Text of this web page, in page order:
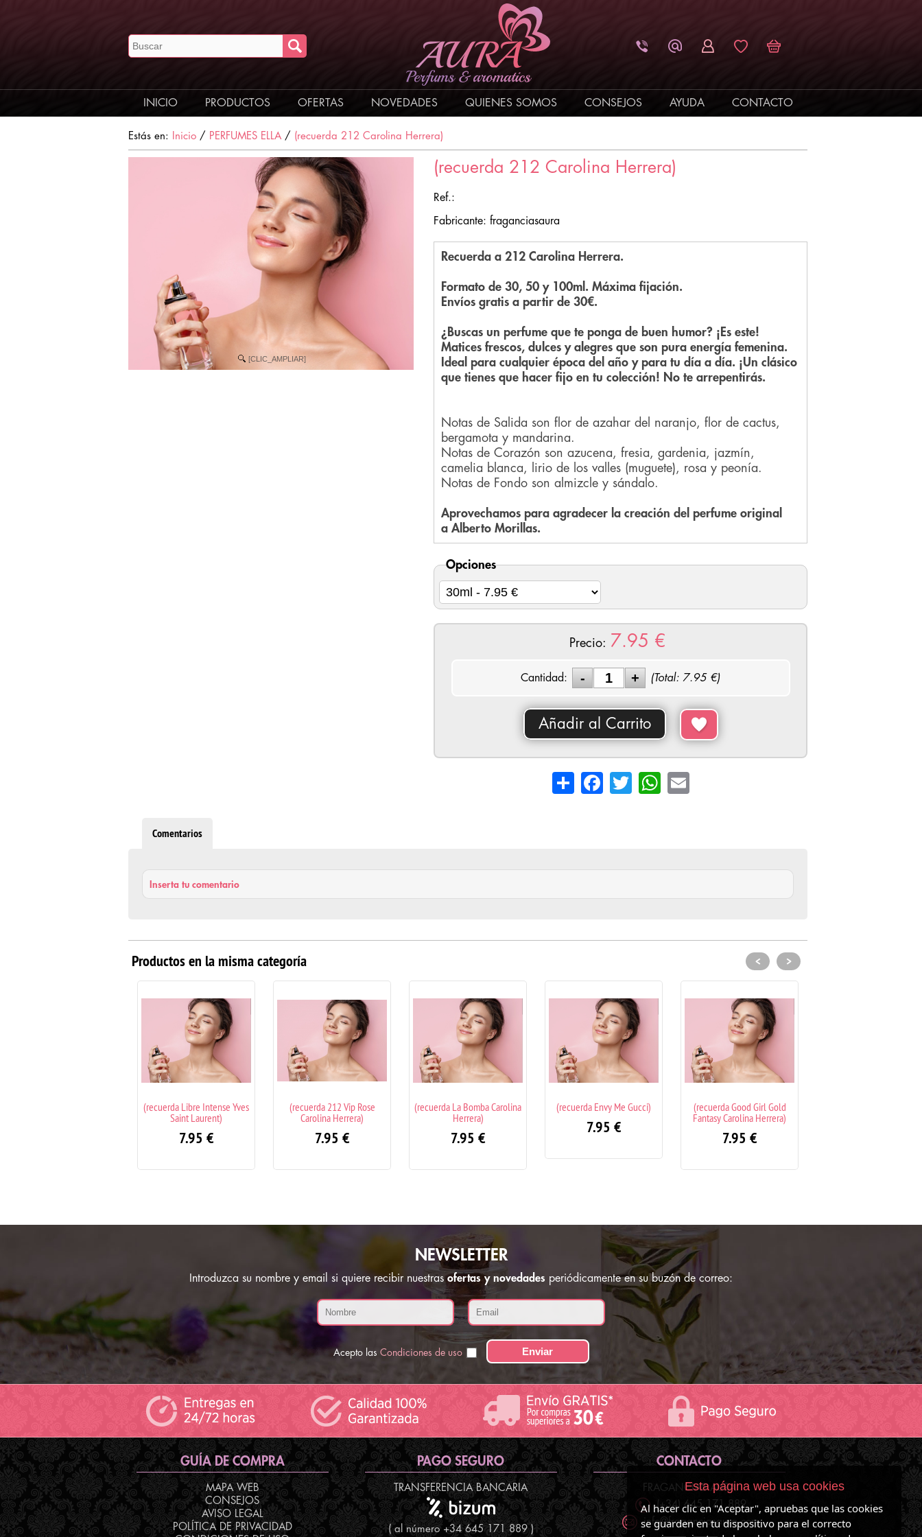
INICIO PRODUCTOS OFERTAS NOVEDADES QUIENES SOMOS CONSEJOS AYUDA CONTACTO
Estás en: Inicio / PERFUMES ELLA / (recuerda 212 Carolina Herrera)
[CLIC_AMPLIAR]
(recuerda 212 Carolina Herrera)
Ref.:
Fabricante: fraganciasaura
Recuerda a 212 Carolina Herrera.
Formato de 30, 50 y 100ml. Máxima fijación.
Envíos gratis a partir de 30€.
¿Buscas un perfume que te ponga de buen humor? ¡Es este!
Matices frescos, dulces y alegres que son pura energía femenina.
Ideal para cualquier época del año y para tu día a día. ¡Un clásico
que tienes que hacer fijo en tu colección! No te arrepentirás.
Notas de Salida son flor de azahar del naranjo, flor de cactus,
bergamota y mandarina.
Notas de Corazón son azucena, fresia, gardenia, jazmín,
camelia blanca, lirio de los valles (muguete), rosa y peonía.
Notas de Fondo son almizcle y sándalo.
Aprovechamos para agradecer la creación del perfume original
a Alberto Morillas.
Opciones
Precio: 7.95 €
Cantidad: (Total: 7.95€)
Añadir al Carrito
Share FacebookTwitterWhatsApp
Email
Comentarios
Inserta tu comentario
Productos en la misma categoría
(recuerda 212 Vip Rose
Carolina Herrera)
7.95€
(recuerda La Bomba Carolina
Herrera)
7.95€
(recuerda Envy Me Gucci)
7.95€
(recuerda Good Girl Gold
Fantasy Carolina Herrera)
7.95€
(recuerda Divine Elixir Jean
Paul Gaultier)
7.95€
< >
NEWSLETTER
Introduzca su nombre y email si quiere recibir nuestrasofertas y novedades periódicamente en su buzón de correo:
Acepto las Condiciones de uso
GUÍA DE COMPRA
MAPA WEB
CONSEJOS
AVISO LEGAL
POLÍTICA DE PRIVACIDAD
PAGO SEGURO
TRANSFERENCIA BANCARIA
( al número +34 645 171 889 )
CONTACTO
FRAGANCIAS AURA
(+34) 645 171 889
info@fraganciasaura.com
Esta página web usa cookies
Al hacer clic en "Aceptar", apruebas que las cookies
se guarden en tu dispositivo para el correcto